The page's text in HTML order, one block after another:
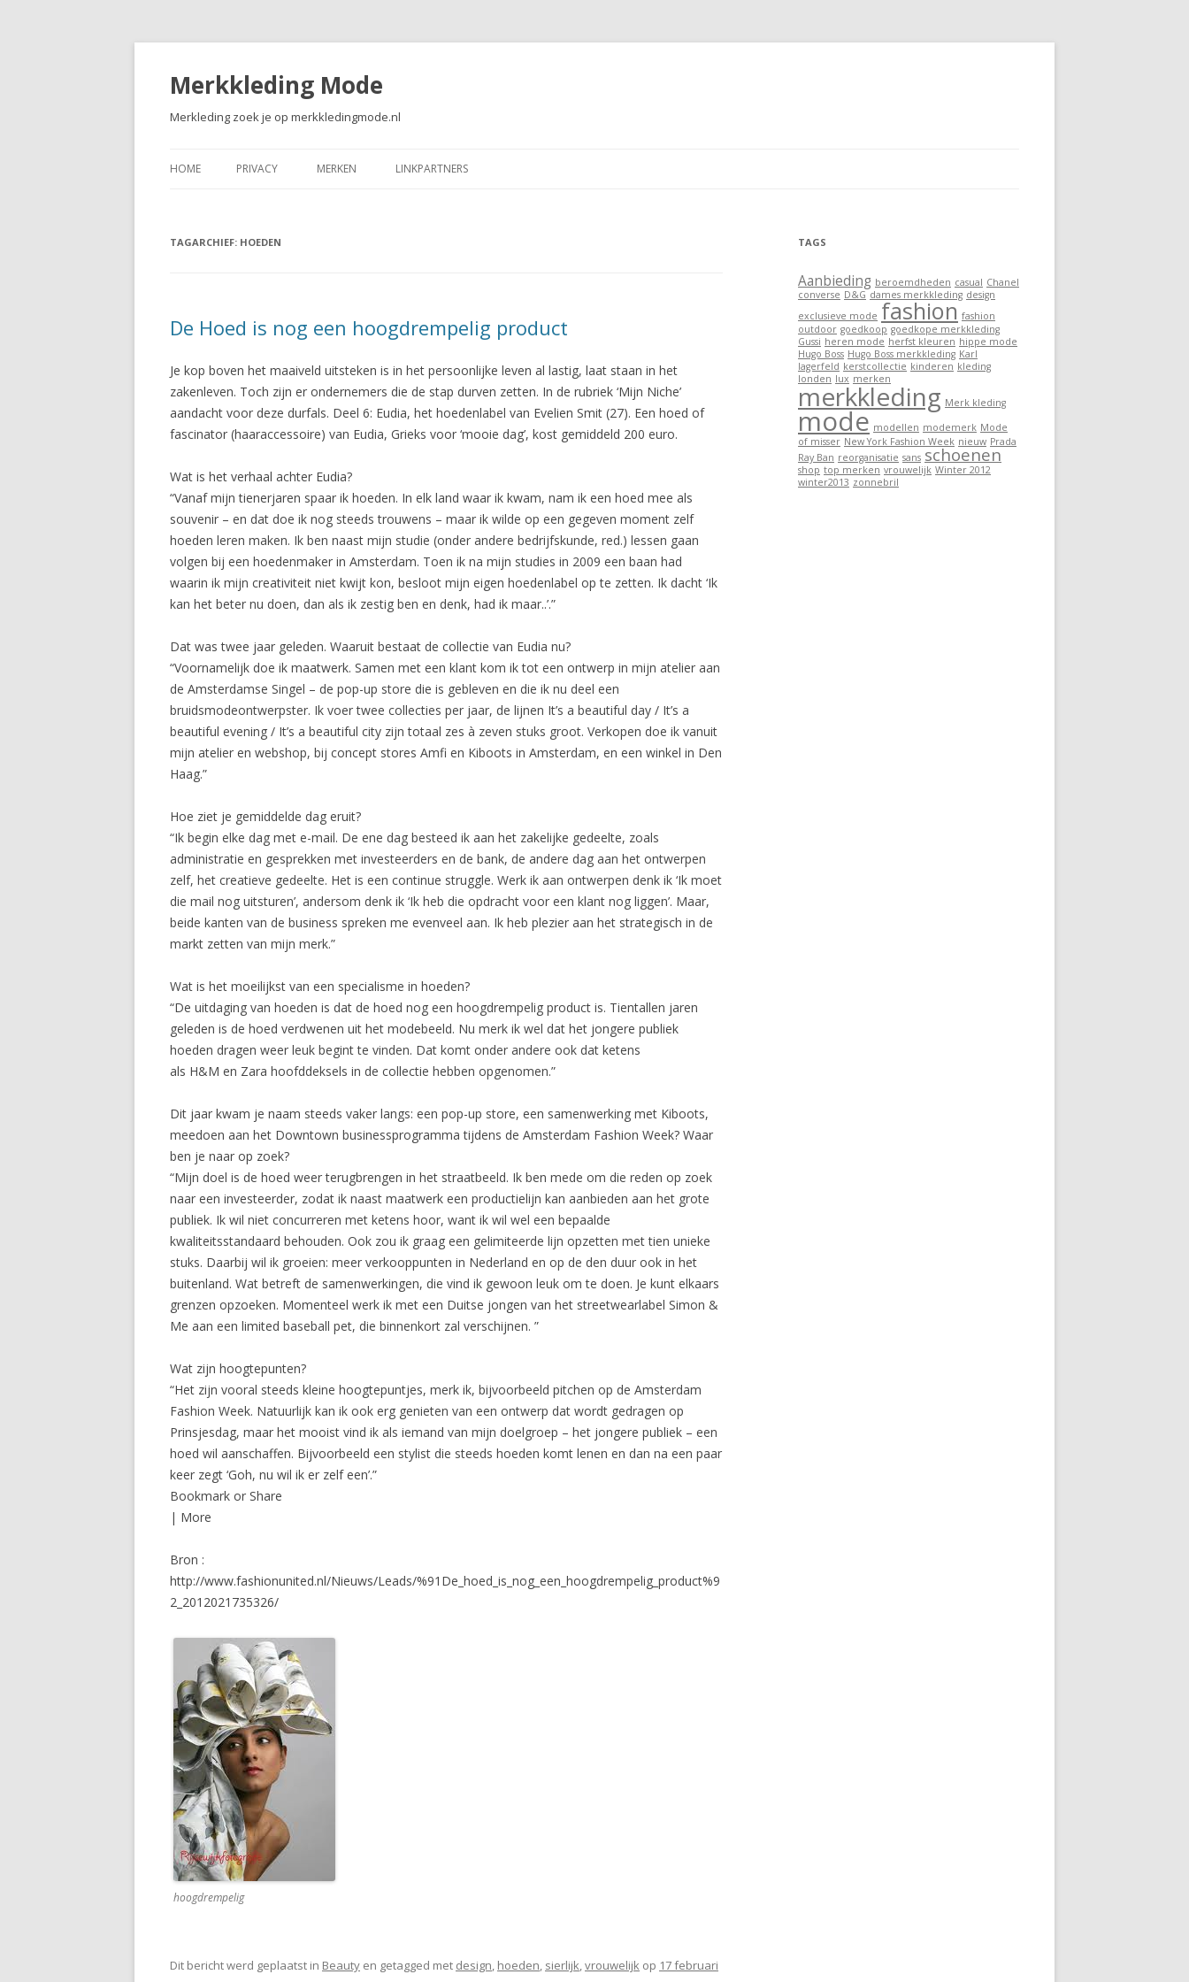
Merkkleding Mode
Merkleding zoek je op merkkledingmode.nl
HOME PRIVACY MERKEN LINKPARTNERS
TAGARCHIEF: HOEDEN
De Hoed is nog een hoogdrempelig product
Je kop boven het maaiveld uitsteken is in het persoonlijke leven al lastig, laat staan in het
zakenleven. Toch zijn er ondernemers die de stap durven zetten. In de rubriek ‘Mijn Niche’
aandacht voor deze durfals. Deel 6: Eudia, het hoedenlabel van Evelien Smit (27). Een hoed of
fascinator (haaraccessoire) van Eudia, Grieks voor ‘mooie dag’, kost gemiddeld 200 euro.
Wat is het verhaal achter Eudia?
“Vanaf mijn tienerjaren spaar ik hoeden. In elk land waar ik kwam, nam ik een hoed mee als
souvenir – en dat doe ik nog steeds trouwens – maar ik wilde op een gegeven moment zelf
hoeden leren maken. Ik ben naast mijn studie (onder andere bedrijfskunde, red.) lessen gaan
volgen bij een hoedenmaker in Amsterdam. Toen ik na mijn studies in 2009 een baan had
waarin ik mijn creativiteit niet kwijt kon, besloot mijn eigen hoedenlabel op te zetten. Ik dacht ‘Ik
kan het beter nu doen, dan als ik zestig ben en denk, had ik maar..’.”
Dat was twee jaar geleden. Waaruit bestaat de collectie van Eudia nu?
“Voornamelijk doe ik maatwerk. Samen met een klant kom ik tot een ontwerp in mijn atelier aan
de Amsterdamse Singel – de pop-up store die is gebleven en die ik nu deel een
bruidsmodeontwerpster. Ik voer twee collecties per jaar, de lijnen It’s a beautiful day / It’s a
beautiful evening / It’s a beautiful city zijn totaal zes à zeven stuks groot. Verkopen doe ik vanuit
mijn atelier en webshop, bij concept stores Amfi en Kiboots in Amsterdam, en een winkel in Den
Haag.”
Hoe ziet je gemiddelde dag eruit?
“Ik begin elke dag met e-mail. De ene dag besteed ik aan het zakelijke gedeelte, zoals
administratie en gesprekken met investeerders en de bank, de andere dag aan het ontwerpen
zelf, het creatieve gedeelte. Het is een continue struggle. Werk ik aan ontwerpen denk ik ‘Ik moet
die mail nog uitsturen’, andersom denk ik ‘Ik heb die opdracht voor een klant nog liggen’. Maar,
beide kanten van de business spreken me evenveel aan. Ik heb plezier aan het strategisch in de
markt zetten van mijn merk.”
Wat is het moeilijkst van een specialisme in hoeden?
“De uitdaging van hoeden is dat de hoed nog een hoogdrempelig product is. Tientallen jaren
geleden is de hoed verdwenen uit het modebeeld. Nu merk ik wel dat het jongere publiek
hoeden dragen weer leuk begint te vinden. Dat komt onder andere ook dat ketens
als H&M en Zara hoofddeksels in de collectie hebben opgenomen.”
Dit jaar kwam je naam steeds vaker langs: een pop-up store, een samenwerking met Kiboots,
meedoen aan het Downtown businessprogramma tijdens de Amsterdam Fashion Week? Waar
ben je naar op zoek?
“Mijn doel is de hoed weer terugbrengen in het straatbeeld. Ik ben mede om die reden op zoek
naar een investeerder, zodat ik naast maatwerk een productielijn kan aanbieden aan het grote
publiek. Ik wil niet concurreren met ketens hoor, want ik wil wel een bepaalde
kwaliteitsstandaard behouden. Ook zou ik graag een gelimiteerde lijn opzetten met tien unieke
stuks. Daarbij wil ik groeien: meer verkooppunten in Nederland en op de den duur ook in het
buitenland. Wat betreft de samenwerkingen, die vind ik gewoon leuk om te doen. Je kunt elkaars
grenzen opzoeken. Momenteel werk ik met een Duitse jongen van het streetwearlabel Simon &
Me aan een limited baseball pet, die binnenkort zal verschijnen. ”
Wat zijn hoogtepunten?
“Het zijn vooral steeds kleine hoogtepuntjes, merk ik, bijvoorbeeld pitchen op de Amsterdam
Fashion Week. Natuurlijk kan ik ook erg genieten van een ontwerp dat wordt gedragen op
Prinsjesdag, maar het mooist vind ik als iemand van mijn doelgroep – het jongere publiek – een
hoed wil aanschaffen. Bijvoorbeeld een stylist die steeds hoeden komt lenen en dan na een paar
keer zegt ‘Goh, nu wil ik er zelf een’.”
Bookmark or Share
| More
Bron :
http://www.fashionunited.nl/Nieuws/Leads/%91De_hoed_is_nog_een_hoogdrempelig_product%9
2_2012021735326/
hoogdrempelig
Dit bericht werd geplaatst in Beauty en getagged met design, hoeden, sierlijk,vrouwelijk op 17 februari
TAGS
Aanbieding beroemdheden casual Chanel
converse D&G dames merkkleding design
exclusieve mode fashion fashion
outdoor goedkoop goedkope merkkleding
Gussi heren mode herfst kleuren hippe mode
Hugo Boss Hugo Boss merkkleding Karl
lagerfeld kerstcollectie kinderen kleding
londen lux merken
merkkleding Merk kleding
mode modellen modemerk Mode
of misser New York Fashion Week nieuw Prada
Ray Ban reorganisatie sans schoenen
shop top merken vrouwelijk Winter 2012
winter2013 zonnebril